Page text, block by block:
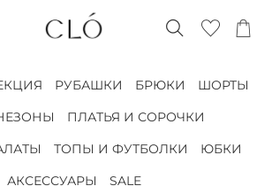
РУБАШКИ БРЮКИ
ШОРТЫ
ПЛАТЬЯ И СОРОЧКИ
ТОПЫ И ФУТБОЛКИ
ЮБКИ
АКСЕССУАРЫ
SALE